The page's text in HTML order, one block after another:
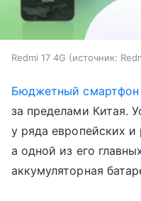
Redmi 17 4G источник:
Бюджетный смартфон
за пределами Китая.
у ряда европейских и
а одной из его
аккумуляторная